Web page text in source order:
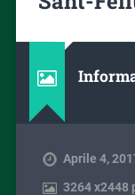
Aprile 4,
3264x2448